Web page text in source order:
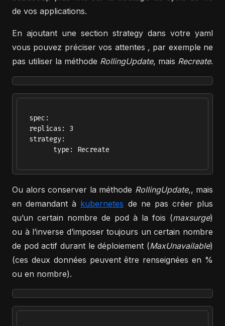
de vos applications.
En ajoutant une section strategy dans votre yaml
vous pouvez préciser vos attentes , par exemple ne
pas utiliser la méthode RollingUpdate, mais Recreate.
  spec:
  replicas: 3
  strategy:
        type: Recreate
Ou alors conserver la méthode RollingUpdate,, mais
en demandant à kubernetes de ne pas créer plus
qu’un certain nombre de pod à la fois (maxsurge)
ou à l’inverse d’imposer toujours un certain nombre
de pod actif durant le déploiement (MaxUnavailable)
(ces deux données peuvent être renseignées en %
ou en nombre).